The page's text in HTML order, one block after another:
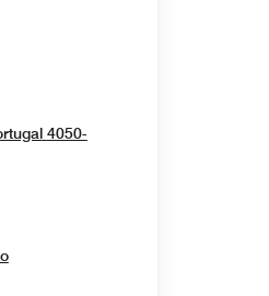
In New Window
4050-